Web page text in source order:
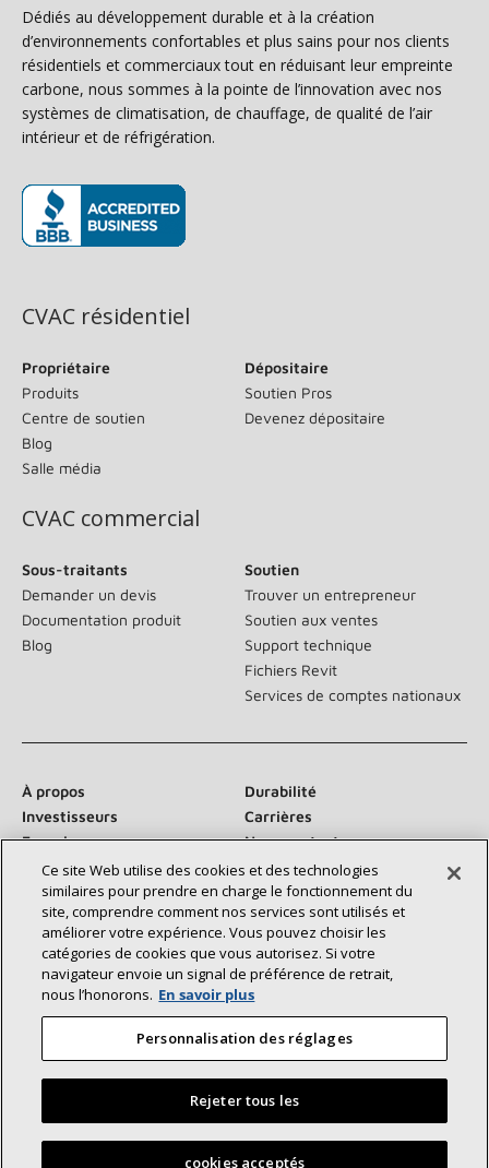
Dédiés au développement durable et à la création
d’environnements confortables et plus sains pour nos clients
résidentiels et commerciaux tout en réduisant leur empreinte
carbone, nous sommes à la pointe de l’innovation avec nos
systèmes de climatisation, de chauffage, de qualité de l’air
intérieur et de réfrigération.
CVAC résidentiel
Propriétaire
Produits
Centre de soutien
Blog
Salle média
Dépositaire
Soutien Pros
Devenez dépositaire
CVAC commercial
Sous-traitants
Demander un devis
Documentation produit
Blog
Soutien
Trouver un entrepreneur
Soutien aux ventes
Support technique
Fichiers Revit
Services de comptes nationaux
À propos
Durabilité
Investisseurs
Carrières
Fournisseurs
Nous contacter
Salle de presse
Communiquez avec nous :
©2026 Lennox International Inc.
Déclaration d’accessibilité
Confidentialité
Conditions générales
Ce site Web utilise des cookies et des technologies
similaires pour prendre en charge le fonctionnement du
site, comprendre comment nos services sont utilisés et
améliorer votre expérience. Vous pouvez choisir les
catégories de cookies que vous autorisez. Si votre
navigateur envoie un signal de préférence de retrait,
nous l’honorons. En savoir plus
Personnalisation des réglages
Rejeter tous les
cookies acceptés